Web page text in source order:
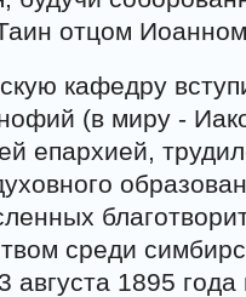
отцом
кафедру
(в миру -
епархией,
среди
августа 1895